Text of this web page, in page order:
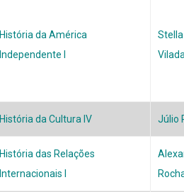
História da América
Independente I
História da Cultura IV Júlio
História das Relações
Internacionais I